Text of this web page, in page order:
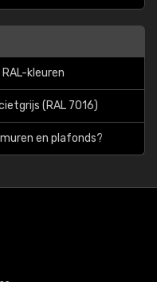
kleuren
(RAL 7016)
en plafonds?